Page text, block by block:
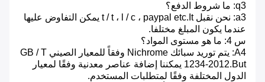
q3: ما شروط الدفع؟
a3: نحن نقبل t / t ، l / c ، paypal etc.It يمكن التفاوض عليها
عندما يكون المبلغ مختلفا.
س 4: ما هو مستوى المواد؟
A4: يتم توريد سبائك Nichrome وفقاً للمعيار الصيني GB / T
1234-2012.But يمكننا إضافة عناصر معدنية وفقًا لمعيار
الدول المختلفة وفقًا لمتطلبات المستخدم.